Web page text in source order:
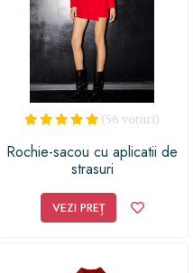
(56 voturi)
Rochie-sacou cu aplicatii de
strasuri
VEZI PREȚ